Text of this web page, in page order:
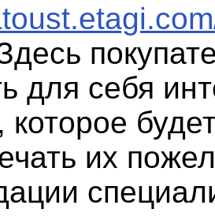
для себя
их